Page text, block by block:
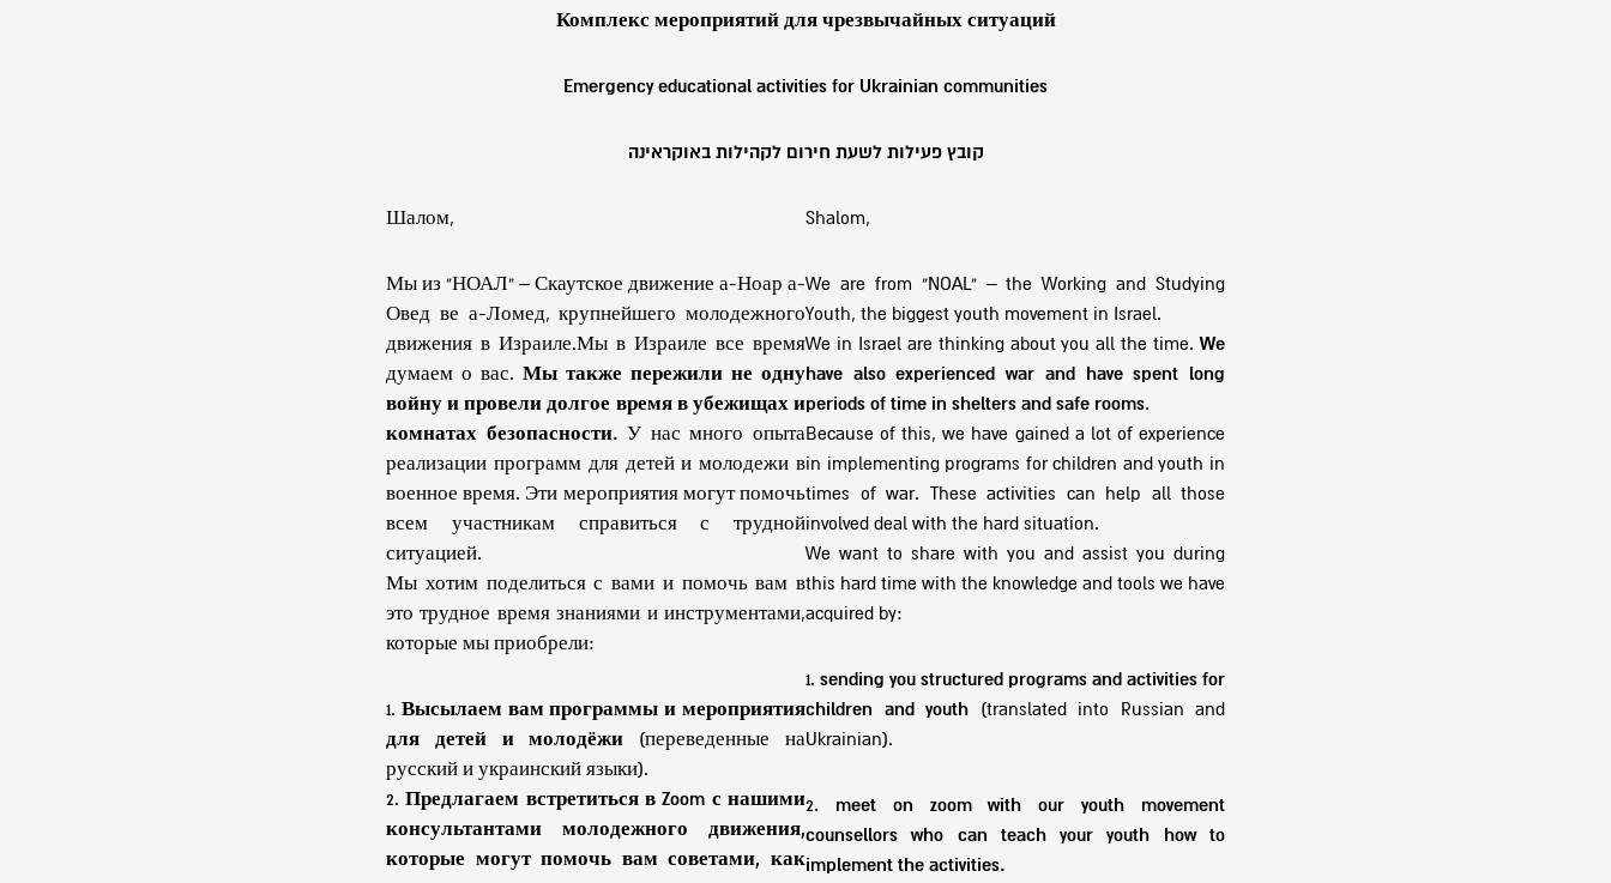
Комплекс мероприятий для чрезвычайных ситуаций
Emergency educational activities for Ukrainian communities
קובץ פעילות לשעת חירום לקהילות באוקראינה
Shalom,
We are from “NOAL” – the Working and Studying
Youth, the biggest youth movement in Israel.
We in Israel are thinking about you all the time. We
have also experienced war and have spent long
periods of time in shelters and safe rooms.
Because of this, we have gained a lot of experience
in implementing programs for children and youth in
times of war. These activities can help all those
involved deal with the hard situation.
We want to share with you and assist you during
this hard time with the knowledge and tools we have
acquired by:
1. sending you structured programs and activities for
children and youth (translated into Russian and
Ukrainian).
2. meet on zoom with our youth movement
counsellors who can teach your youth how to
implement the activities.
Шалом,
Мы из «НОАЛ» – Скаутское движение а-Ноар а-
Овед ве а-Ломед, крупнейшего молодежного
движения в Израиле.Мы в Израиле все время
думаем о вас.
Мы также пережили не одну
войну и провели долгое время в убежищах и
комнатах безопасности. У нас много опыта
реализации программ для детей и молодежи в
военное время. Эти мероприятия могут помочь
всем участникам справиться с трудной
ситуацией.
Мы хотим поделиться с вами и помочь вам в
это трудное время знаниями и инструментами,
которые мы приобрели:
1.
Высылаем вам программы и мероприятия
для детей и молодёжи (переведенные на
русский и украинский языки).
2.
Предлагаем встретиться в Zoom с нашими
консультантами молодежного движения,
которые могут помочь вам советами, как